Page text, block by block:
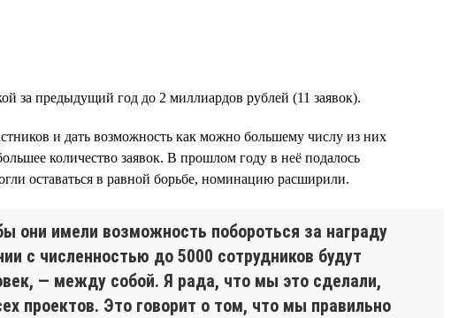
за предыдущий год до 2 миллиардов рублей (11 заявок).
и дать возможность как можно большему числу из них
количество заявок. В прошлом году в неё подалось
оставаться в равной борьбе, номинацию расширили.
они имели возможность побороться за награду
с численностью до 5000 сотрудников будут
— между собой. Я рада, что мы это сделали,
проектов. Это говорит о том, что мы правильно